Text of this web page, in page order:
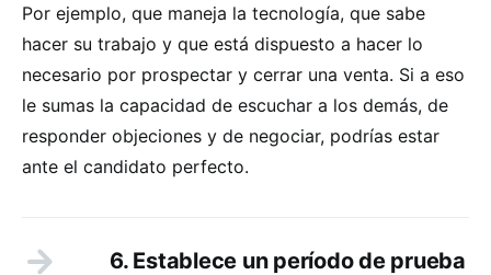
Por ejemplo, que maneja la tecnología, que sabe
hacer su trabajo y que está dispuesto a hacer lo
necesario por prospectar y cerrar una venta. Si a eso
le sumas la capacidad de escuchar a los demás, de
responder objeciones y de negociar, podrías estar
ante el candidato perfecto.
6. Establece un período de prueba